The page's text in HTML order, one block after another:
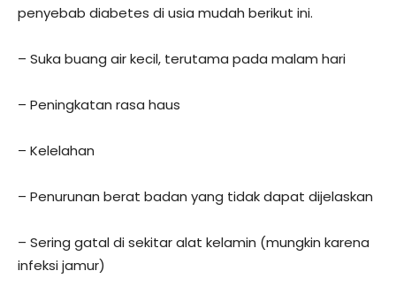
penyebab diabetes di usia mudah berikut ini.
– Suka buang air kecil, terutama pada malam hari
– Peningkatan rasa haus
– Kelelahan
– Penurunan berat badan yang tidak dapat dijelaskan
– Sering gatal di sekitar alat kelamin (mungkin karena
infeksi jamur)